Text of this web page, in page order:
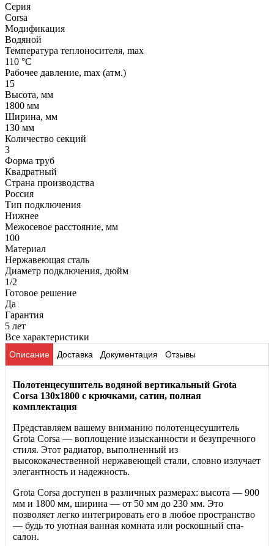
Серия
Corsa
Модификация
Водяной
Температура теплоносителя, max
110 °C
Рабочее давление, max (атм.)
15
Высота, мм
1800 мм
Ширина, мм
130 мм
Количество секций
3
Форма труб
Квадратный
Страна производства
Россия
Тип подключения
Нижнее
Межосевое расстояние, мм
100
Материал
Нержавеющая сталь
Диаметр подключения, дюйм
1/2
Готовое решение
Да
Гарантия
5 лет
Все характеристики
Описание Доставка Документация Отзывы
Полотенцесушитель водяной вертикальный Grota
Corsa 130x1800 с крючками, сатин, полная
комплектация
Представляем вашему вниманию полотенцесушитель
Grota Corsa — воплощение изысканности и безупречного
стиля. Этот радиатор, выполненный из
высококачественной нержавеющей стали, словно излучает
элегантность и надежность.
Grota Corsa доступен в различных размерах: высота — 900
мм и 1800 мм, ширина — от 50 мм до 230 мм. Это
позволяет легко интегрировать его в любое пространство
— будь то уютная ванная комната или роскошный спа-
салон.